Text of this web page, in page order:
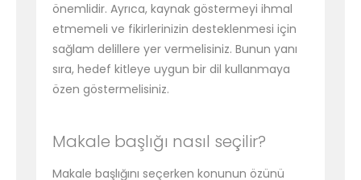
önemlidir. Ayrıca, kaynak göstermeyi ihmal
etmemeli ve fikirlerinizin desteklenmesi için
sağlam delillere yer vermelisiniz. Bunun yanı
sıra, hedef kitleye uygun bir dil kullanmaya
özen göstermelisiniz.
Makale başlığı nasıl seçilir?
Makale başlığını seçerken konunun özünü